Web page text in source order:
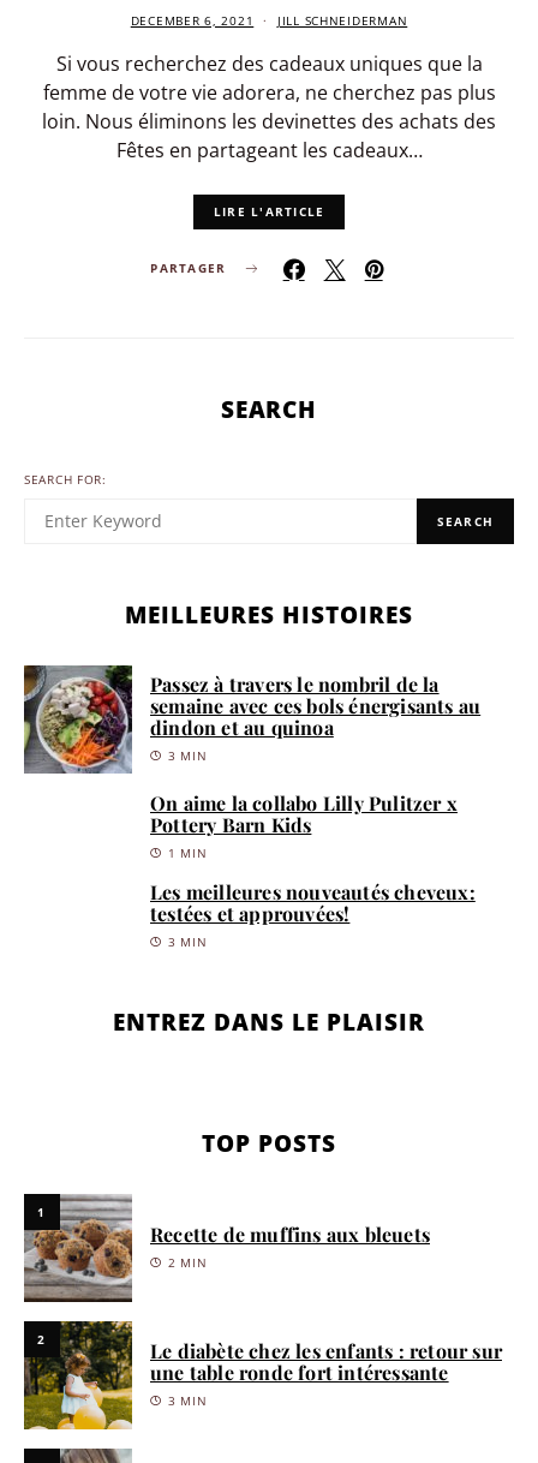
DECEMBER 6, 2021 JILL SCHNEIDERMAN
Si vous recherchez des cadeaux uniques que la
femme de votre vie adorera, ne cherchez pas plus
loin. Nous éliminons les devinettes des achats des
Fêtes en partageant les cadeaux…
LIRE L'ARTICLE
PARTAGER
SEARCH
SEARCH FOR:
SEARCH
MEILLEURES HISTOIRES
Passez à travers le nombril de la
semaine avec ces bols énergisants au
dindon et au quinoa
3 MIN
On aime la collabo Lilly Pulitzer x
Pottery Barn Kids
1 MIN
Les meilleures nouveautés cheveux:
testées et approuvées!
3 MIN
ENTREZ DANS LE PLAISIR
TOP POSTS
1
Recette de muffins aux bleuets
2 MIN
2
Le diabète chez les enfants : retour sur
une table ronde fort intéressante
3 MIN